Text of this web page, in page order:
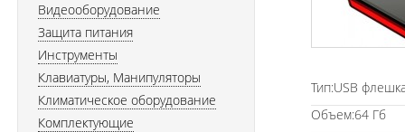
Тип:USB
Объем:64 Гб
Видеооборудование
Защита питания
Инструменты
Клавиатуры, Манипуляторы
Климатическое оборудование
Комплектующие